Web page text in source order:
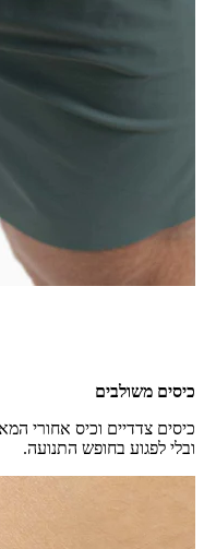
כיסים משולבים
כיסים צדדיים וכיס אחורי
ובלי לפגוע בחופש התנועה.